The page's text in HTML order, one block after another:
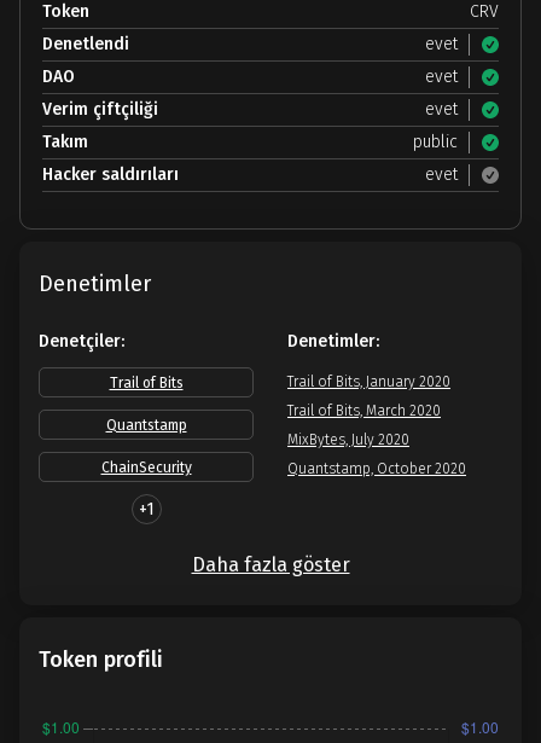
Token
CRV
Denetlendi
evet
DAO
evet
Verim çiftçiliği
evet
Takım
public
Hacker saldırıları
evet
Denetimler
Denetçiler:
Trail of Bits
Quantstamp
ChainSecurity
+1
Denetimler:
Trail of Bits, January 2020
Trail of Bits, March 2020
MixBytes, July 2020
Quantstamp, October 2020
Daha fazla göster
Token profili